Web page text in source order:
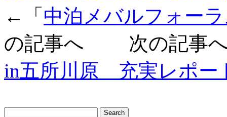
←「 中泊メバルフォー
の記事へ 次の記事
in五所川原 充実レポー